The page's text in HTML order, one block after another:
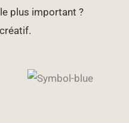
plus important ?